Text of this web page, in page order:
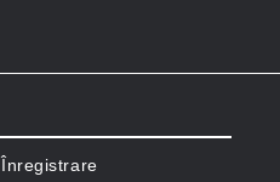
Înregistrare